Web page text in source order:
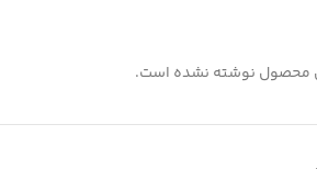
محصول نوشته نشده است.